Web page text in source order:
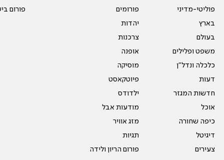
פוליטי-מדיני
בארץ
בעולם
משפט ופלילים
כלכלה ונדל"ן
דעות
חדשות המגזר
אוכל
כיפה שחורה
דיגיטל
צעירים
פורומים
יהדות
צרכנות
אופנה
מוסיקה
פיוטקאסט
ילדודס
מודעות אבל
מזג אוויר
תגיות
פורום הריון ולידה
פורום